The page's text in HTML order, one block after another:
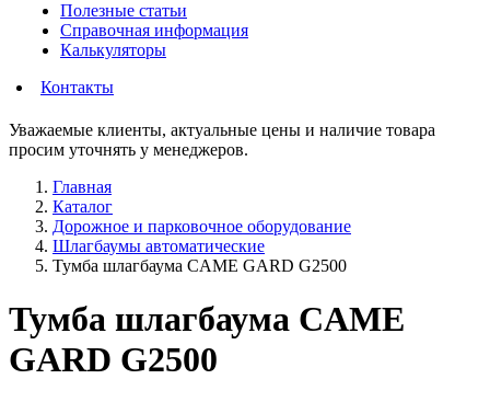
Полезные статьи
Справочная информация
Калькуляторы
Контакты
Уважаемые клиенты, актуальные цены и наличие товара
просим уточнять у менеджеров.
Главная
Каталог
Дорожное и парковочное оборудование
Шлагбаумы автоматические
Тумба шлагбаума CAME GARD G2500
Тумба шлагбаума CAME
GARD G2500